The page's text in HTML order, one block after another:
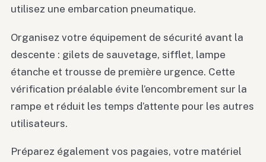
utilisez une embarcation pneumatique.
Organisez votre équipement de sécurité avant la
descente : gilets de sauvetage, sifflet, lampe
étanche et trousse de première urgence. Cette
vérification préalable évite l’encombrement sur la
rampe et réduit les temps d’attente pour les autres
utilisateurs.
Préparez également vos pagaies, votre matériel